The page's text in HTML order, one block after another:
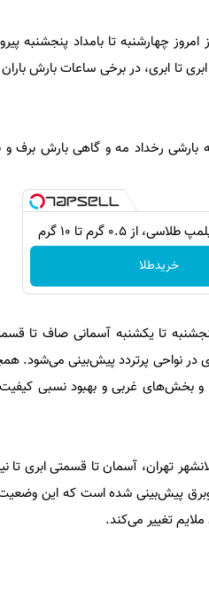
چهارشنبه تا بامداد پنجشنبه
تا ابری، در برخی ساعات بارش
بارشی رخداد مه و گاهی بارش برف و
از ۰.۵ گرم تا ۱۰ گرم
خریدطلا
تا یکشنبه آسمانی صاف تا
در نواحی پرتردد پیش‌بینی می‌شود.
بخش‌های غربی و بهبود نسبی
تهران پیش‌بینی کرده که روز چهارشنبه ۳۰ آبان در کلانشهر تهران، آسمان تا قسمتی
پیش‌بینی شده است که این
تغییر می‌کند.